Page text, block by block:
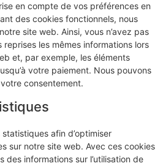
en compte de vos préférences en
des cookies fonctionnels, nous
site web. Ainsi, vous n’avez pas
reprises les mêmes informations lors
et, par exemple, les éléments
votre paiement. Nous pouvons
consentement.
afin d’optimiser
sur notre site web. Avec ces cookies
des informations sur l’utilisation de